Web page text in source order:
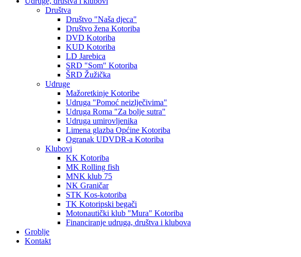
Društva
Društvo "Naša djeca"
Društvo žena Kotoriba
DVD Kotoriba
KUD Kotoriba
LD Jarebica
SRD "Som" Kotoriba
ŠRD Žužička
Udruge
Mažoretkinje Kotoribe
Udruga "Pomoć neizlječivima"
Udruga Roma "Za bolje sutra"
Udruga umirovljenika
Limena glazba Općine Kotoriba
Ogranak UDVDR-a Kotoriba
Klubovi
KK Kotoriba
MK Rolling fish
MNK klub 75
NK Graničar
STK Kos-kotoriba
TK Kotoripski begači
Motonautički klub "Mura" Kotoriba
Financiranje udruga, društva i klubova
Groblje
Kontakt